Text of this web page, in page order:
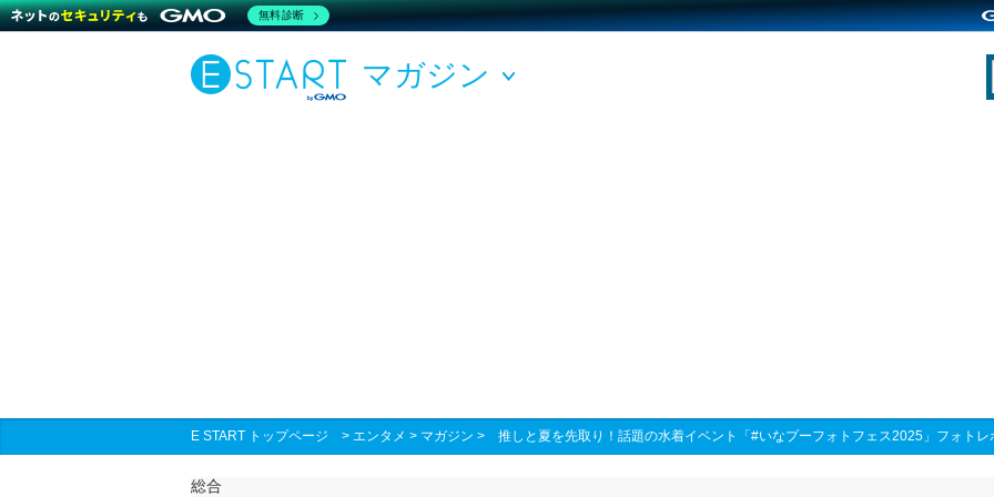
マガジン
E START トップページ > エンタメ > マガジン > 推しと夏を先取り！話題の水着イベント「#いなプーフォトフェス2025」フォトレ
総合
無料診断